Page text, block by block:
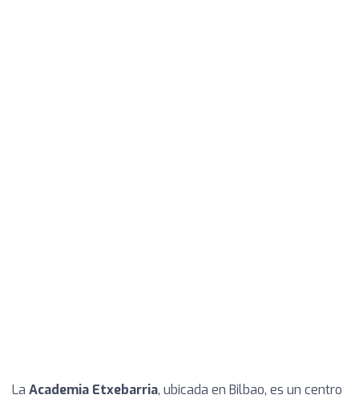
La Academia Etxebarria, ubicada en Bilbao, es un centro